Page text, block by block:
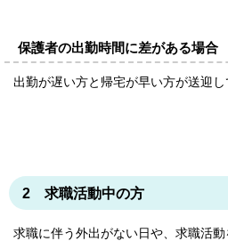
保護者の出勤時間に差がある場合
出勤が遅い方と帰宅が早い方が送迎し
2 求職活動中の方
求職に伴う外出がない日や、求職活